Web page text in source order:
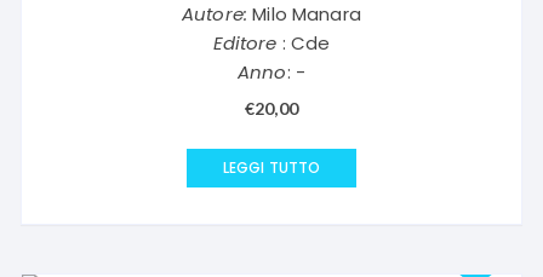
Autore: Milo Manara
Editore : Cde
Anno: -
€20,00
LEGGI TUTTO